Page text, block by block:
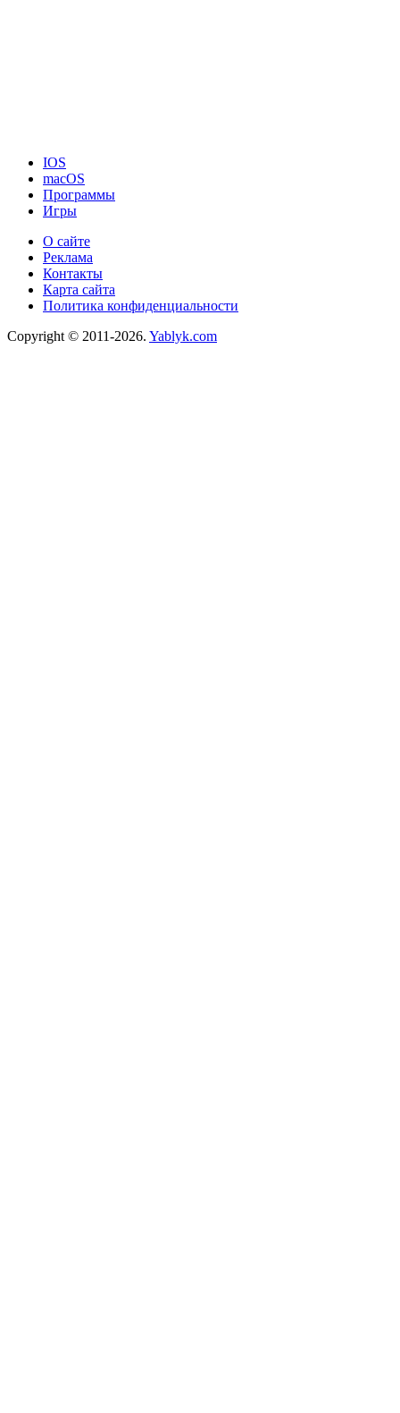
IOS
macOS
Программы
Игры
О сайте
Реклама
Контакты
Карта сайта
Политика конфиденциальности
Copyright © 2011-2026. Yablyk.сom